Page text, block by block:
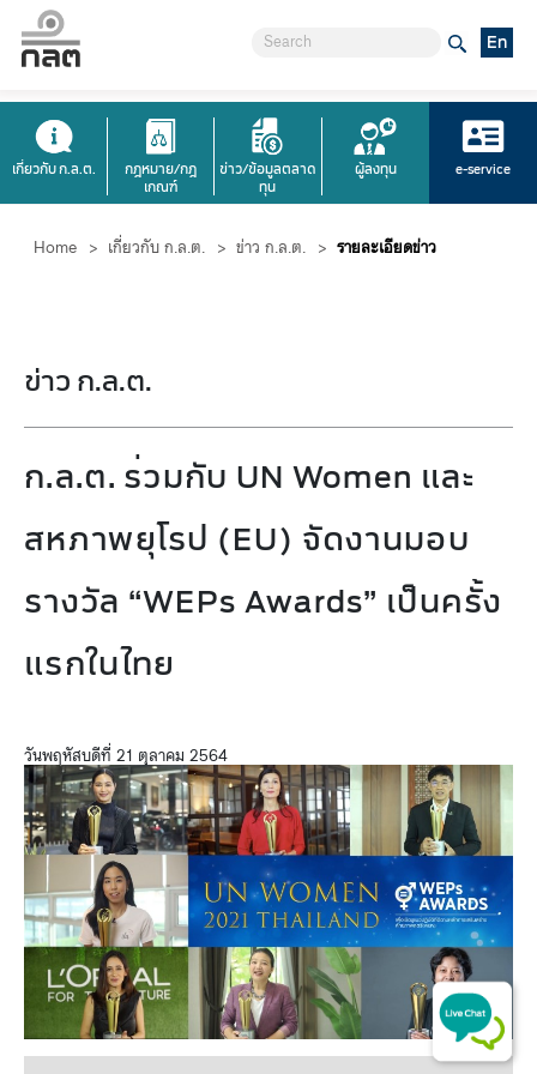
En
เกี่ยวกับ ก.ล.ต.
กฎหมาย/กฎ
เกณฑ์
ข่าว/ข้อมูลตลาด
ทุน
ผู้ลงทุน e-service
Home > เกี่ยวกับ ก.ล.ต. > ข่าว ก.ล.ต. > รายละเอียดข่าว
ข่าว ก.ล.ต.
ก.ล.ต. ร่วมกับ UN Women และ
สหภาพยุโรป (EU) จัดงานมอบ
รางวัล “WEPs Awards” เป็นครั้ง
แรกในไทย
วันพฤหัสบดีที่ 21 ตุลาคม 2564